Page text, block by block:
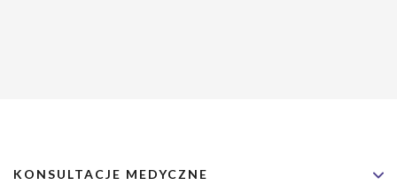
KONSULTACJE MEDYCZNE